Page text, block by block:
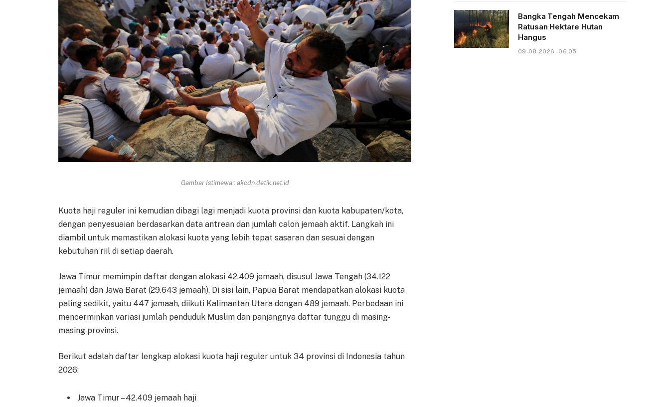
Gambar Istimewa : akcdn.detik.net.id
Kuota haji reguler ini kemudian dibagi lagi menjadi kuota provinsi dan kuota kabupaten/kota,
dengan penyesuaian berdasarkan data antrean dan jumlah calon jemaah aktif. Langkah ini
diambil untuk memastikan alokasi kuota yang lebih tepat sasaran dan sesuai dengan
kebutuhan riil di setiap daerah.
Jawa Timur memimpin daftar dengan alokasi 42.409 jemaah, disusul Jawa Tengah (34.122
jemaah) dan Jawa Barat (29.643 jemaah). Di sisi lain, Papua Barat mendapatkan alokasi kuota
paling sedikit, yaitu 447 jemaah, diikuti Kalimantan Utara dengan 489 jemaah. Perbedaan ini
mencerminkan variasi jumlah penduduk Muslim dan panjangnya daftar tunggu di masing-
masing provinsi.
Berikut adalah daftar lengkap alokasi kuota haji reguler untuk 34 provinsi di Indonesia tahun
2026:
Jawa Timur – 42.409 jemaah haji
Bangka Tengah Mencekam
Ratusan Hektare Hutan
Hangus
09-08-2026 - 06.05